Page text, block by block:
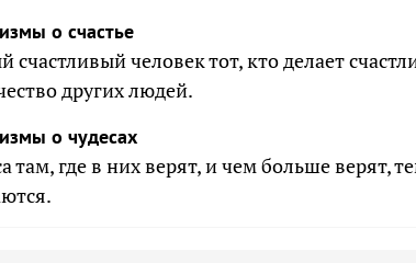
о счастье
счастливый человек тот, кто делает
других людей.
о чудесах
там, где в них верят, и чем больше верят,